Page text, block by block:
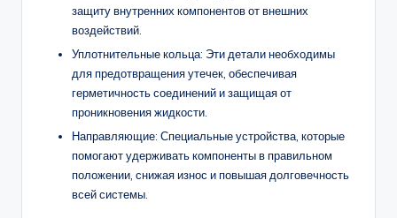
защиту внутренних компонентов от внешних
воздействий.
Уплотнительные кольца: Эти детали необходимы
для предотвращения утечек, обеспечивая
герметичность соединений и защищая от
проникновения жидкости.
Направляющие: Специальные устройства, которые
помогают удерживать компоненты в правильном
положении, снижая износ и повышая долговечность
всей системы.